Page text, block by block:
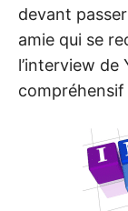
devant
amie qui se
l’interview de